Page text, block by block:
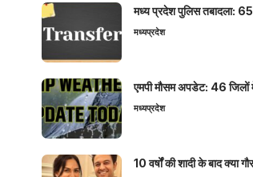
मध्य प्रदेश पुलिस तबादला:
मध्यप्रदेश
एमपी मौसम अपडेट: 46 जिलों
मध्यप्रदेश
10 वर्षों की शादी के बाद क्या